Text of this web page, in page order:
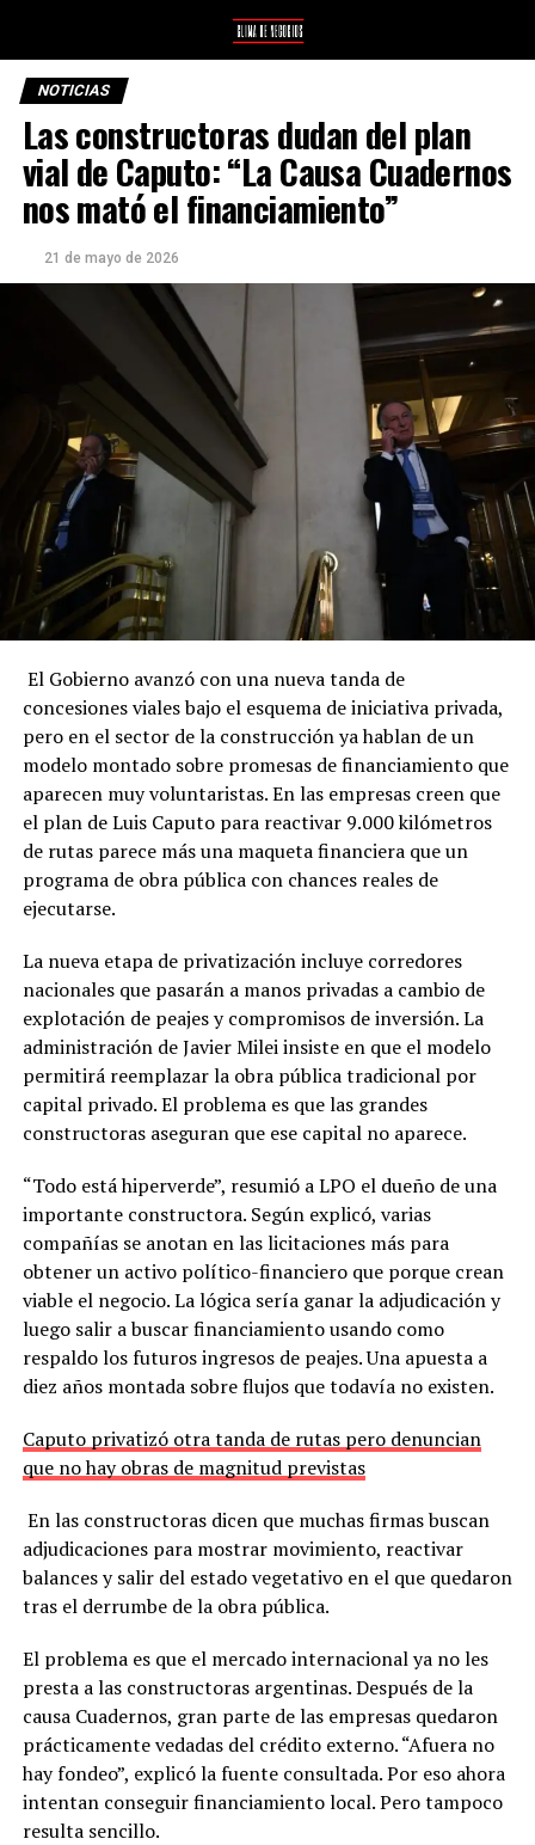
NOTICIAS
Las constructoras dudan del plan
vial de Caputo: “La Causa Cuadernos
nos mató el financiamiento”
21 de mayo de 2026
El Gobierno avanzó con una nueva tanda de
concesiones viales bajo el esquema de iniciativa privada,
pero en el sector de la construcción ya hablan de un
modelo montado sobre promesas de financiamiento que
aparecen muy voluntaristas. En las empresas creen que
el plan de Luis Caputo para reactivar 9.000 kilómetros
de rutas parece más una maqueta financiera que un
programa de obra pública con chances reales de
ejecutarse.
La nueva etapa de privatización incluye corredores
nacionales que pasarán a manos privadas a cambio de
explotación de peajes y compromisos de inversión. La
administración de Javier Milei insiste en que el modelo
permitirá reemplazar la obra pública tradicional por
capital privado. El problema es que las grandes
constructoras aseguran que ese capital no aparece.
“Todo está hiperverde”, resumió a LPO el dueño de una
importante constructora. Según explicó, varias
compañías se anotan en las licitaciones más para
obtener un activo político-financiero que porque crean
viable el negocio. La lógica sería ganar la adjudicación y
luego salir a buscar financiamiento usando como
respaldo los futuros ingresos de peajes. Una apuesta a
diez años montada sobre flujos que todavía no existen.
Caputo privatizó otra tanda de rutas pero denuncian
que no hay obras de magnitud previstas
En las constructoras dicen que muchas firmas buscan
adjudicaciones para mostrar movimiento, reactivar
balances y salir del estado vegetativo en el que quedaron
tras el derrumbe de la obra pública.
El problema es que el mercado internacional ya no les
presta a las constructoras argentinas. Después de la
causa Cuadernos, gran parte de las empresas quedaron
prácticamente vedadas del crédito externo. “Afuera no
hay fondeo”, explicó la fuente consultada. Por eso ahora
intentan conseguir financiamiento local. Pero tampoco
resulta sencillo.